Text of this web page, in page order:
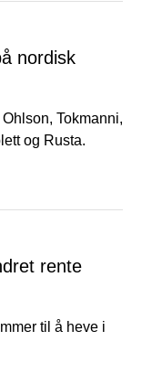
nordisk
Tokmanni,
og Rusta.
rente
til å heve i